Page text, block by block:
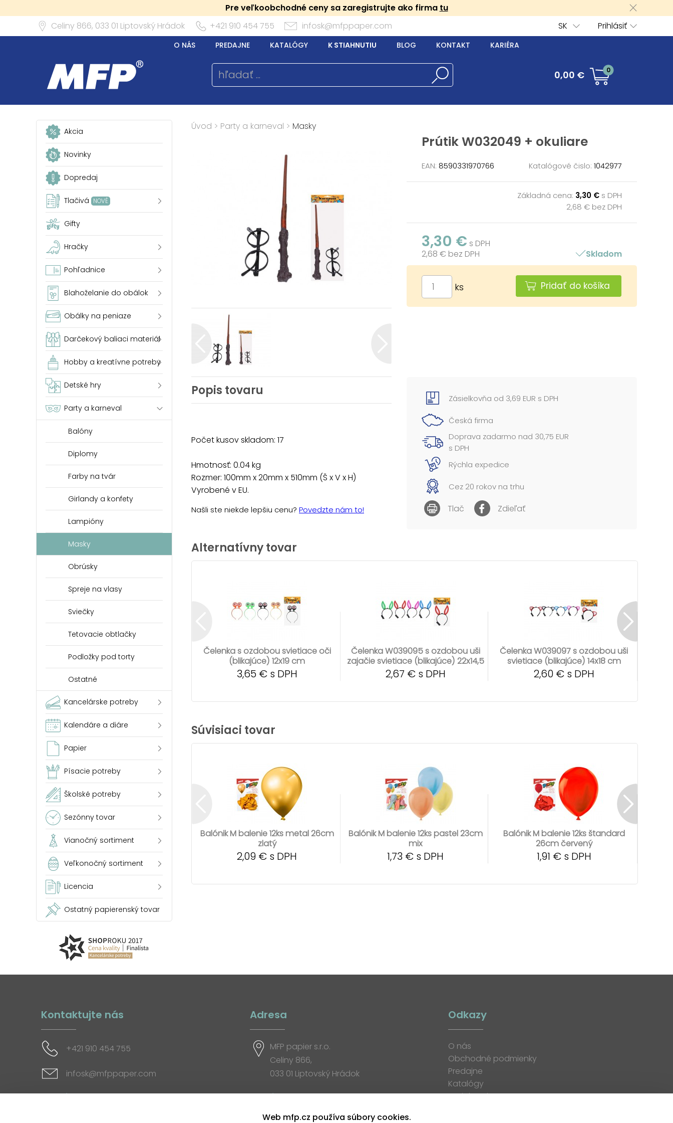
Pre veľkoobchodné ceny sa zaregistrujte ako firma tu
Celiny 866, 033 01 Liptovský Hrádok +421 910 454 755 infosk@mfppaper.com Prihlásiť
SK
O NÁS PREDAJNE KATALÓGY K STIAHNUTIU BLOG KONTAKT KARIÉRA
0,00 € 0
Akcia
Novinky
Dopredaj
Tlačivá NOVÉ
Gifty
Hračky
Pohľadnice
Blahoželanie do obálok
Obálky na peniaze
Darčekový baliaci materiál
Hobby a kreatívne potreby
Detské hry
Party a karneval
Balóny
Diplomy
Farby na tvár
Girlandy a konfety
Lampióny
Masky
Obrúsky
Spreje na vlasy
Sviečky
Tetovacie obtlačky
Podložky pod torty
Ostatné
Kancelárske potreby
Kalendáre a diáre
Papier
Písacie potreby
Školské potreby
Sezónny tovar
Vianočný sortiment
Veľkonočný sortiment
Licencia
Ostatný papierenský tovar
Úvod > Party a karneval > Masky
Prútik W032049 + okuliare
EAN: 8590331970766 Katalógové čislo: 1042977
Základná cena: 3,30 € s DPH
2,68 € bez DPH
3,30 € s DPH
2,68 € bez DPH
Skladom
ks Pridať do košíka
Popis tovaru
Počet kusov skladom: 17
Hmotnosť: 0.04 kg
Rozmer: 100mm x 20mm x 510mm (Š x V x H)
Vyrobené v EU.
Našli ste niekde lepšiu cenu? Povedzte nám to!
Zásielkovňa od 3,69 EUR s DPH
Česká firma
Doprava zadarmo nad 30,75 EUR
s DPH
Rýchla expedice
Cez 20 rokov na trhu
Tlač Zdieľať
Alternatívny tovar
Čelenka s ozdobou svietiace oči
(blikajúce) 12x19 cm
3,65 € s DPH
Čelenka W039095 s ozdobou uši
zajačie svietiace (blikajúce) 22x14,5
cm
2,67 € s DPH
Čelenka W039097 s ozdobou uši
svietiace (blikajúce) 14x18 cm
2,60 € s DPH
Súvisiaci tovar
Balónik M balenie 12ks metal 26cm
zlatý
2,09 € s DPH
Balónik M balenie 12ks pastel 23cm
mix
1,73 € s DPH
Balónik M balenie 12ks štandard
26cm červený
1,91 € s DPH
Kontaktujte nás
+421 910 454 755
infosk@mfppaper.com
Sociálne siete
Adresa
MFP papier s.r.o.
Celiny 866,
033 01 Liptovský Hrádok
Otváracia doba
Odkazy
O nás
Obchodné podmienky
Predajne
Katalógy
K stiahnutiu
Web mfp.cz používa súbory cookies.